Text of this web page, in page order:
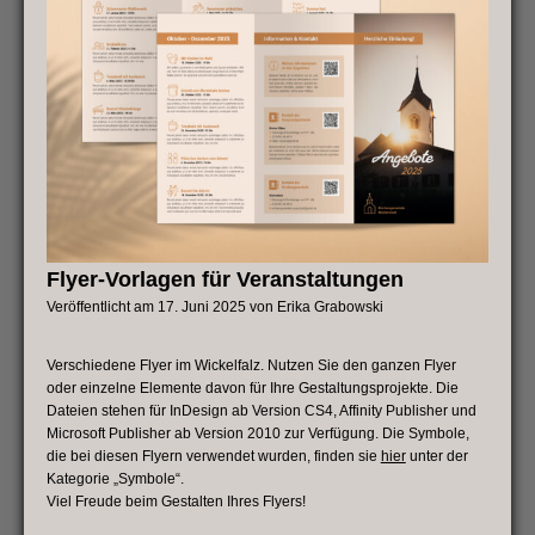
Flyer-Vorlagen für Veranstaltungen
Veröffentlicht am 17. Juni 2025 von Erika Grabowski
Verschiedene Flyer im Wickelfalz. Nutzen Sie den ganzen Flyer
oder einzelne Elemente davon für Ihre Gestaltungsprojekte. Die
Dateien stehen für InDesign ab Version CS4, Affinity Publisher und
Microsoft Publisher ab Version 2010 zur Verfügung. Die Symbole,
die bei diesen Flyern verwendet wurden, finden sie hierunter der
Kategorie „Symbole“.
Viel Freude beim Gestalten Ihres Flyers!